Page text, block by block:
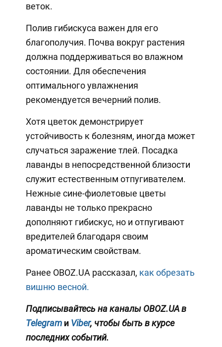
веток.
Полив гибискуса важен для его
благополучия. Почва вокруг растения
должна поддерживаться во влажном
состоянии. Для обеспечения
оптимального увлажнения
рекомендуется вечерний полив.
Хотя цветок демонстрирует
устойчивость к болезням, иногда может
случаться заражение тлей. Посадка
лаванды в непосредственной близости
служит естественным отпугивателем.
Нежные сине-фиолетовые цветы
лаванды не только прекрасно
дополняют гибискус, но и отпугивают
вредителей благодаря своим
ароматическим свойствам.
Ранее OBOZ.UA рассказал, как обрезать
вишню весной.
Подписывайтесь на каналы OBOZ.UA в
Telegram и Viber, чтобы быть в курсе
последних событий.